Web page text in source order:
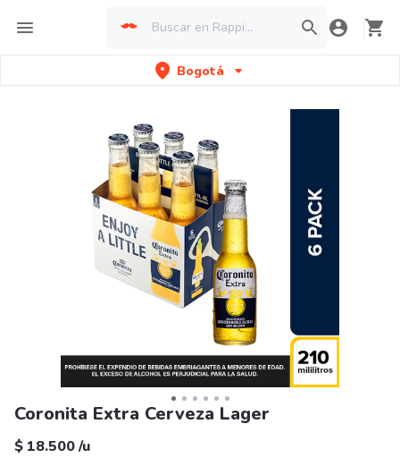
Bogotá
Coronita Extra Cerveza Lager
$ 18.500/u